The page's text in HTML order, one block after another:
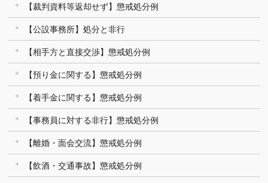
【裁判資料等返却せず】懲戒処分例
【公設事務所】処分と非行
【相手方と直接交渉】懲戒処分例
【預り金に関する】懲戒処分例
【着手金に関する】懲戒処分例
【事務員に対する非行】懲戒処分例
【離婚・面会交流】懲戒処分例
【飲酒・交通事故】懲戒処分例